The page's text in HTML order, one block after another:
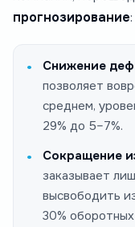
прогнозирование:
Снижение
позволяет
среднем,
29% до 5–7%.
Сокращение
заказывает
высвободить
30%